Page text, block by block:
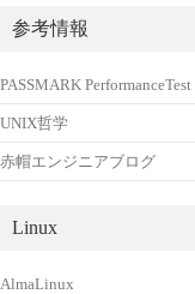
参考情報
PASSMARK PerformanceTest
UNIX哲学
赤帽エンジニアブログ
Linux
AlmaLinux